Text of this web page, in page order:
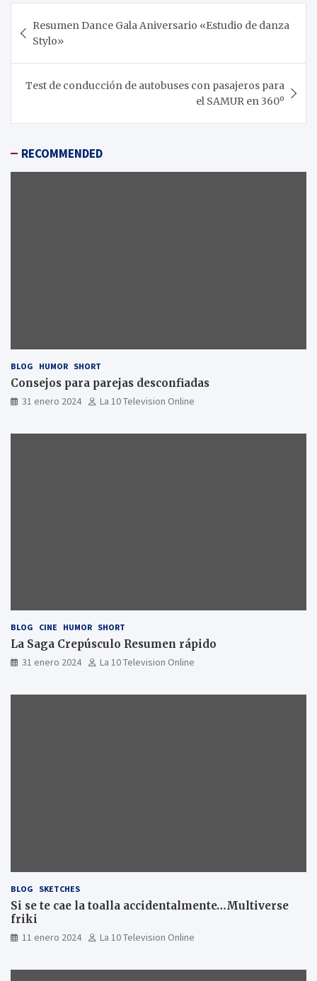
de
entradas
Resumen Dance Gala Aniversario «Estudio de danza
Stylo»
Test de conducción de autobuses con pasajeros para
el SAMUR en 360º
RECOMMENDED
BLOG HUMOR SHORT
Consejos para parejas desconfiadas
31 enero 2024 La 10 Television Online
BLOG CINE HUMOR SHORT
La Saga Crepúsculo Resumen rápido
31 enero 2024 La 10 Television Online
BLOG SKETCHES
Si se te cae la toalla accidentalmente…Multiverse
friki
11 enero 2024 La 10 Television Online